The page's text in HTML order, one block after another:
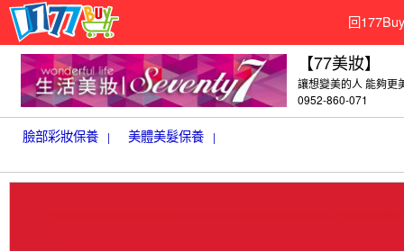
回
【77美妝】
讓想變美的人 能夠更
0952-860-071
臉部彩妝保養 | 美體美髮保養 |